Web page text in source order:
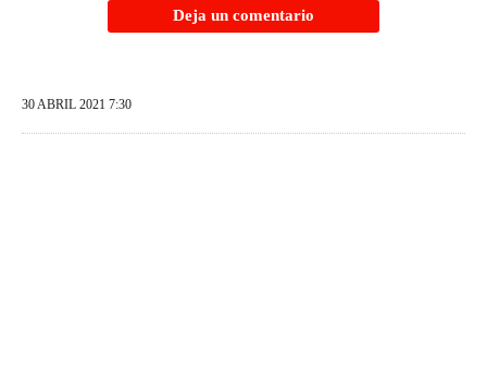
Deja un comentario
30 ABRIL 2021 7:30